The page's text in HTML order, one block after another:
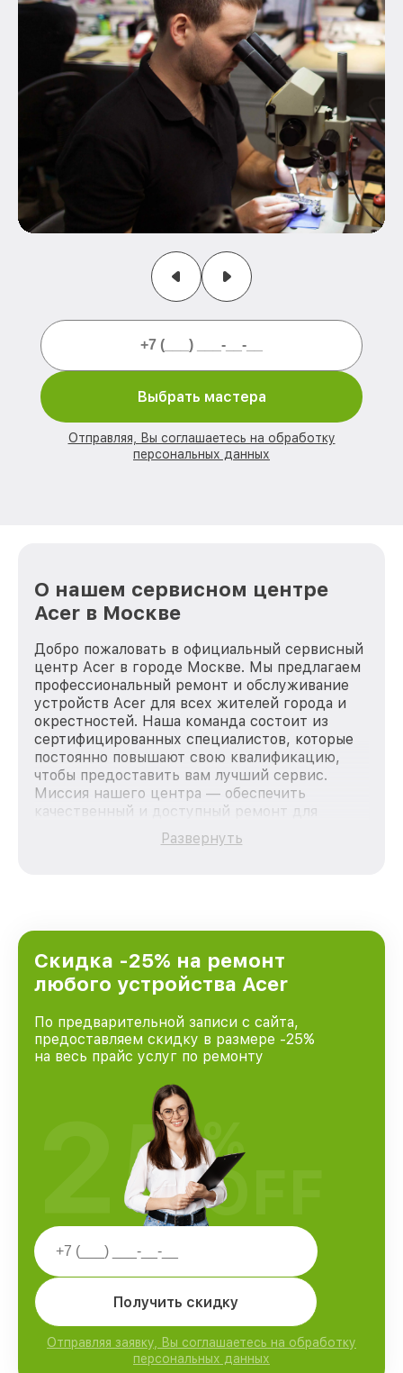
Выбрать мастера
Отправляя, Вы соглашаетесь на обработку
персональных данных
О нашем сервисном центре
Acer в Москве
Добро пожаловать в официальный сервисный
центр Acer в городе Москве. Мы предлагаем
профессиональный ремонт и обслуживание
устройств Acer для всех жителей города и
окрестностей. Наша команда состоит из
сертифицированных специалистов, которые
постоянно повышают свою квалификацию,
чтобы предоставить вам лучший сервис.
Миссия нашего центра — обеспечить
качественный и доступный ремонт для
каждого пользователя продукции Acer, вне
зависимости от сложности поломки. Мы
и лояльности наших клиентов.
Развернуть
Скидка -25% на ремонт
любого устройства Acer
По предварительной записи с сайта,
предоставляем скидку в размере -25%
на весь прайс услуг по ремонту
Получить скидку
Отправляя заявку, Вы соглашаетесь на обработку
персональных данных
25%
OFF